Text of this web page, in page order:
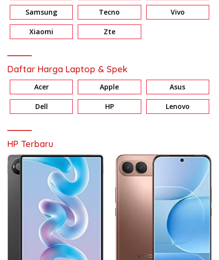
Samsung Tecno Vivo
Xiaomi Zte
Daftar Harga Laptop & Spek
Acer Apple Asus
Dell HP Lenovo
HP Terbaru